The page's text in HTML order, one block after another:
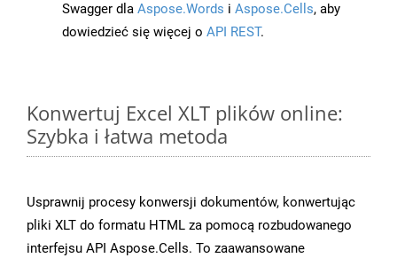
Swagger dla Aspose.Words i Aspose.Cells, aby
dowiedzieć się więcej o API REST.
Konwertuj Excel XLT plików online:
Szybka i łatwa metoda
Usprawnij procesy konwersji dokumentów, konwertując
pliki XLT do formatu HTML za pomocą rozbudowanego
interfejsu API Aspose.Cells. To zaawansowane